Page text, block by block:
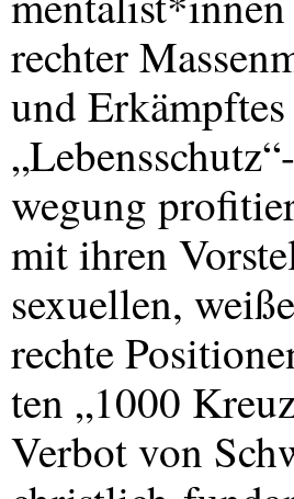
rechter
und
wegung
mit ihren
sexuellen,
rechte
ten „1000
Verbot von